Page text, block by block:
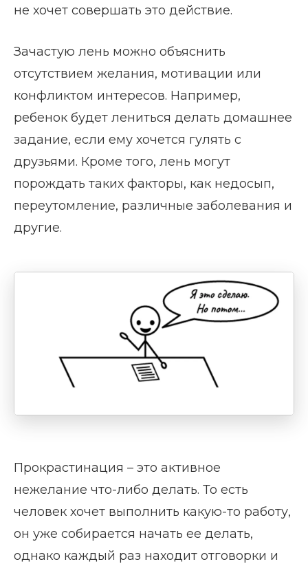
не хочет совершать это действие.
Зачастую лень можно объяснить
отсутствием желания, мотивации или
конфликтом интересов. Например,
ребенок будет лениться делать домашнее
задание, если ему хочется гулять с
друзьями. Кроме того, лень могут
порождать таких факторы, как недосып,
переутомление, различные заболевания и
другие.
Прокрастинация – это активное
нежелание что-либо делать. То есть
человек хочет выполнить какую-то работу,
он уже собирается начать ее делать,
однако каждый раз находит отговорки и